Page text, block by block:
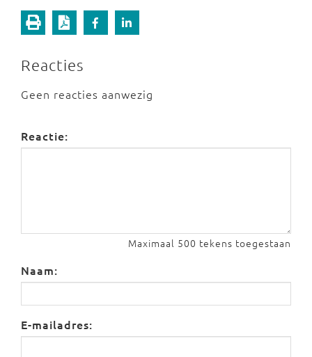
Reacties
Geen reacties aanwezig
Reactie:
Maximaal 500 tekens toegestaan
Naam:
E-mailadres: